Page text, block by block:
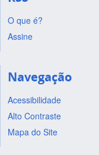
O que é?
Assine
Navegação
Acessibilidade
Alto Contraste
Mapa do Site